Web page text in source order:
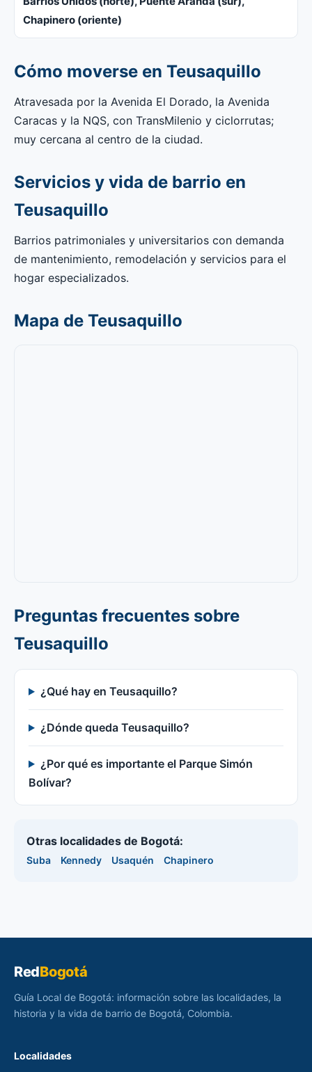
Chapinero (oriente)
Cómo moverse en Teusaquillo
Atravesada por la Avenida El Dorado, la Avenida
Caracas y la NQS, con TransMilenio y ciclorrutas;
muy cercana al centro de la ciudad.
Servicios y vida de barrio en
Teusaquillo
Barrios patrimoniales y universitarios con demanda
de mantenimiento, remodelación y servicios para el
hogar especializados.
Mapa de Teusaquillo
Preguntas frecuentes sobre
Teusaquillo
¿Qué hay en Teusaquillo?
¿Dónde queda Teusaquillo?
¿Por qué es importante el Parque Simón
Bolívar?
Otras localidades de Bogotá:
Suba Kennedy Usaquén Chapinero
RedBogotá
Guía Local de Bogotá: información sobre las localidades, la
historia y la vida de barrio de Bogotá, Colombia.
Localidades